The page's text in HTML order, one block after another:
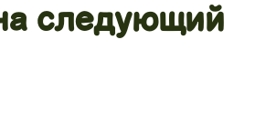
следующий